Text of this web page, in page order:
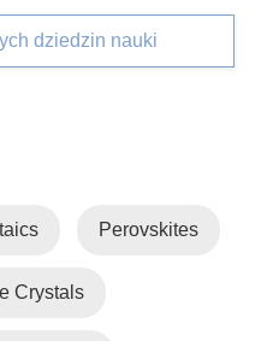
dziedzin nauki
Perovskites
Crystals